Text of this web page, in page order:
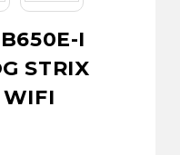
I
STRIX
WIFI